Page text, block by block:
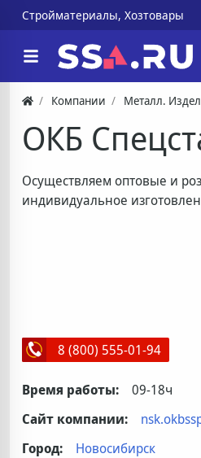
Стройматериалы, Хозтовары
Компании Металл.
ОКБ
Осуществляем оптовые и
индивидуальное
8 (800) 555-01-94
Время работы:
09-18ч
Сайт компании:
Город:
Новосибирск